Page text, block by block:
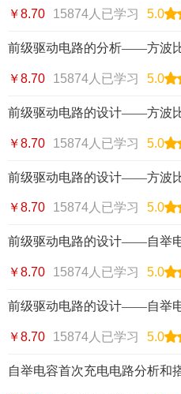
￥8.70 15874人已学习 5.0
前级驱动电路的分析——方波
￥8.70 15874人已学习 5.0
前级驱动电路的设计——方波
￥8.70 15874人已学习 5.0
前级驱动电路的设计——方波
￥8.70 15874人已学习 5.0
前级驱动电路的设计——自举
￥8.70 15874人已学习 5.0
前级驱动电路的设计——自举
￥8.70 15874人已学习 5.0
自举电容首次充电电路分析和